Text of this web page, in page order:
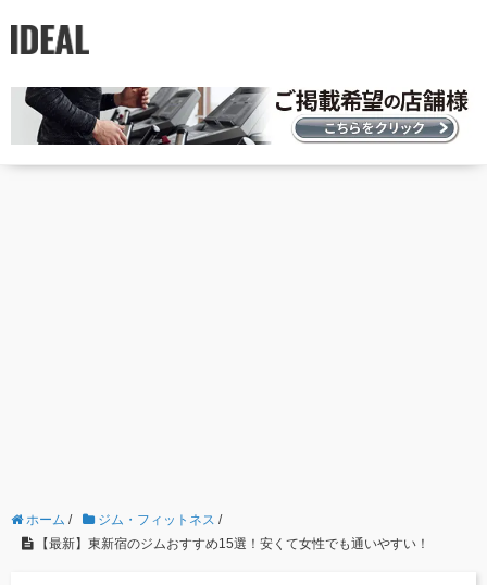
ホーム / ジム・フィットネス /
【最新】東新宿のジムおすすめ15選！安くて女性でも通いやすい！